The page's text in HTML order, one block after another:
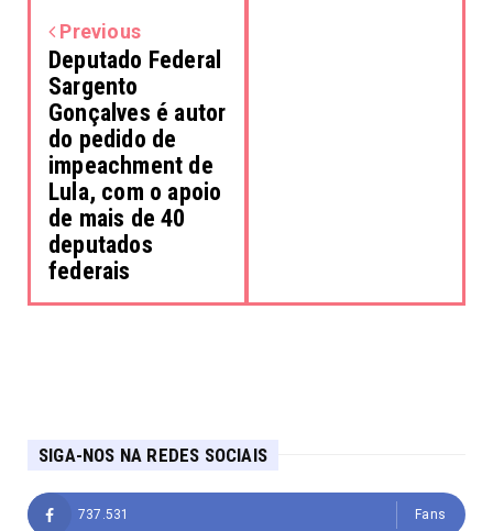
Previous
Deputado Federal
Sargento
Gonçalves é autor
do pedido de
impeachment de
Lula, com o apoio
de mais de 40
deputados
federais
SIGA-NOS NA REDES SOCIAIS
737.531 Fans